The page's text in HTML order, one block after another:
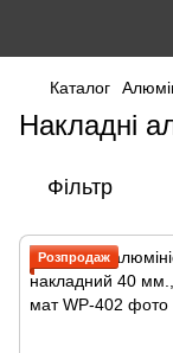
Каталог
Накладні
Фільтр
Розпродаж